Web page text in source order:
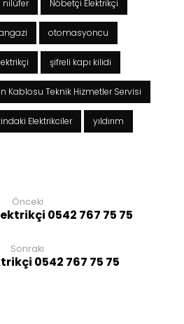
nilüfer Nöbetçi Elektrikçi
otomasyoncu
şifreli kapı kilidi
Kablosu Teknik Hizmetler Servisi
Elektrikciler yıldırım
Önceki
0542 767 75 75
Sonraki
0542 767 75 75